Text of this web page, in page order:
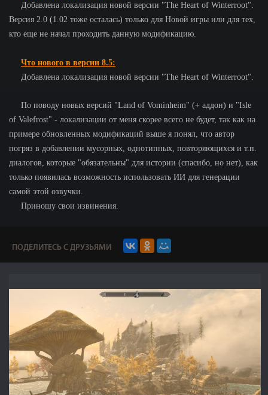
Добавлена локализация новой версии "The Heart of Winterroot".
Версия 2.0 (1.02 тоже осталась) только для Новой игры или для тех,
кто еще не начал проходить данную модификацию.
Что нового в версии 8.5:
Добавлена локализация новой версии "The Heart of Winterroot".
По поводу новых версий "Land of Vominheim" (+ аддон) и "Isle
of Valefrost" - локализации от меня скорее всего не будет, так как на
примере обновленных модификаций выше я понял, что автор
погряз в добавлении мусорных, однотипных, повторяющихся и т.п.
диалогов, которые "обязательны" для истории (спасибо, но нет), как
только появилась возможность использовать ИИ для генерации
самой этой озвучки.
Приношу свои извинения.
ПОДЕЛИТЕСЬ С ДРУЗЬЯМИ